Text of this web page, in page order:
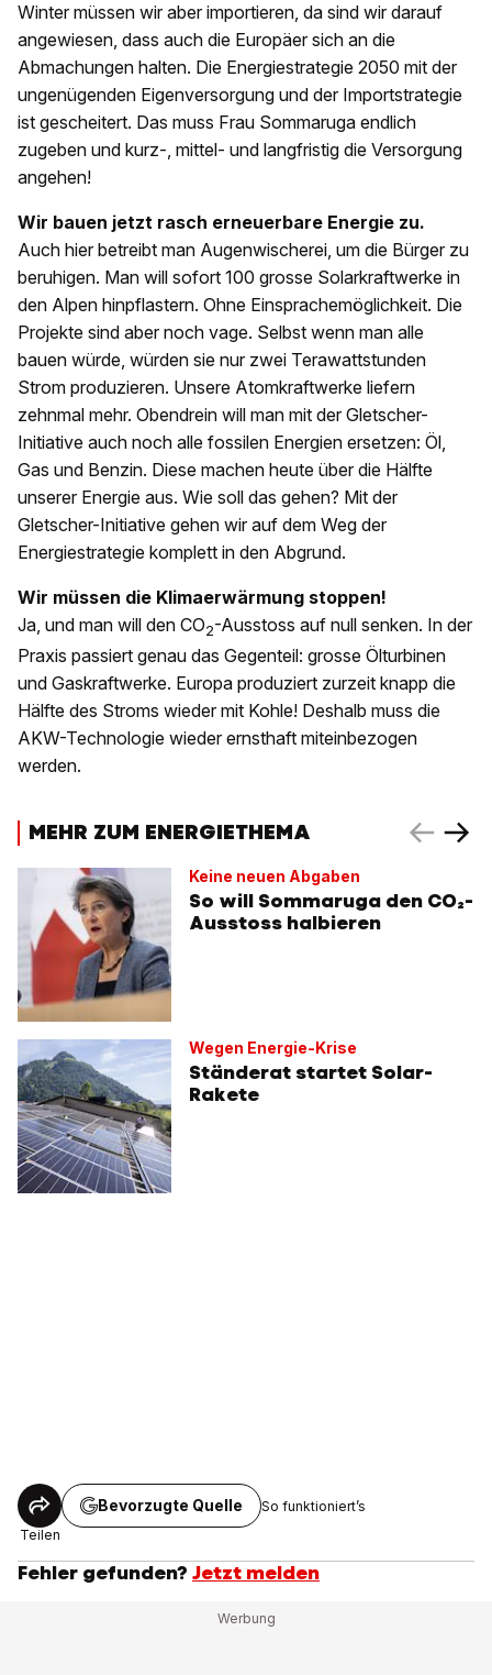
Winter müssen wir aber importieren, da sind wir darauf
angewiesen, dass auch die Europäer sich an die
Abmachungen halten. Die Energiestrategie 2050 mit der
ungenügenden Eigenversorgung und der Importstrategie
ist gescheitert. Das muss Frau Sommaruga endlich
zugeben und kurz-, mittel- und langfristig die Versorgung
angehen!
Wir bauen jetzt rasch erneuerbare Energie zu.
Auch hier betreibt man Augenwischerei, um die Bürger zu
beruhigen. Man will sofort 100 grosse Solarkraftwerke in
den Alpen hinpflastern. Ohne Einsprachemöglichkeit. Die
Projekte sind aber noch vage. Selbst wenn man alle
bauen würde, würden sie nur zwei Terawattstunden
Strom produzieren. Unsere Atomkraftwerke liefern
zehnmal mehr. Obendrein will man mit der Gletscher-
Initiative auch noch alle fossilen Energien ersetzen: Öl,
Gas und Benzin. Diese machen heute über die Hälfte
unserer Energie aus. Wie soll das gehen? Mit der
Gletscher-Initiative gehen wir auf dem Weg der
Energiestrategie komplett in den Abgrund.
Wir müssen die Klimaerwärmung stoppen!
Ja, und man will den CO2-Ausstoss auf null senken. In der
Praxis passiert genau das Gegenteil: grosse Ölturbinen
und Gaskraftwerke. Europa produziert zurzeit knapp die
Hälfte des Stroms wieder mit Kohle! Deshalb muss die
AKW-Technologie wieder ernsthaft miteinbezogen
werden.
MEHR ZUM ENERGIETHEMA
Keine neuen Abgaben
So will Sommaruga den CO₂-
Ausstoss halbieren
Wegen Energie-Krise
Ständerat startet Solar-
Rakete
Teilen
Bevorzugte Quelle So funktioniert’s
Fehler gefunden? Jetzt melden